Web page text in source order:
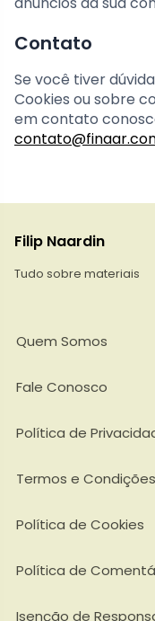
Contato
Se você tiver
Cookies ou sobre
em contato
Filip Naardin
Tudo sobre materiais
Quem Somos
Fale Conosco
Política de
Termos e Condições
Política de Cookies
Política de
Isenção de